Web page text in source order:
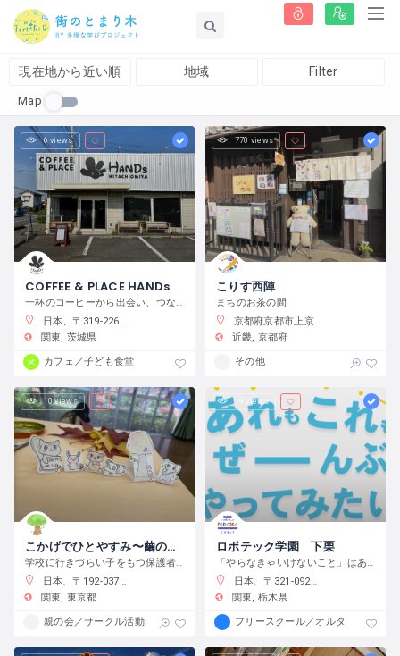
現在地から近い順 地域 Filter
Map
6 views
COFFEE & PLACE HANDs
一杯のコーヒーから出会い、つながり、何かが始まるまちの居場所
日本、〒319-2266 茨城県常陸大宮市抽ヶ台町８６４−１
関東
茨城県
カフェ／子ども食堂
770 views
こりす西陣
まちのお茶の間
京都府京都市上京区藤木町７９５−５
近畿 京都府
その他
10 views
こかげでひとやすみ〜繭の会〜
学校に行きづらい子をもつ保護者の会です
日本、〒192-0375 東京都八王子市鑓水２丁目２０１３−２
関東
東京都
親の会／サークル活動
19 views
ロボテック学園 下栗
「やらなきゃいけないこと」はありません。宿題をやるのもよし、自分で目標をたてて取り組むのもよし、なんでもチャレンジできる環境です。
日本、〒321-0923 栃木県宇都宮市下栗町２２９２−８ 2 階
関東
栃木県
フリースクール／オルタナティブス